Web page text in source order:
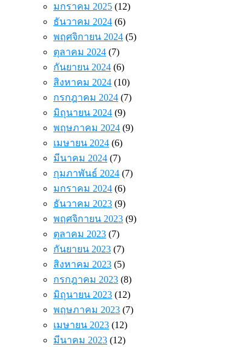
มกราคม 2025 (12)
ธันวาคม 2024 (6)
พฤศจิกายน 2024 (5)
ตุลาคม 2024 (7)
กันยายน 2024 (6)
สิงหาคม 2024 (10)
กรกฎาคม 2024 (7)
มิถุนายน 2024 (9)
พฤษภาคม 2024 (9)
เมษายน 2024 (6)
มีนาคม 2024 (7)
กุมภาพันธ์ 2024 (7)
มกราคม 2024 (6)
ธันวาคม 2023 (9)
พฤศจิกายน 2023 (9)
ตุลาคม 2023 (7)
กันยายน 2023 (7)
สิงหาคม 2023 (5)
กรกฎาคม 2023 (8)
มิถุนายน 2023 (12)
พฤษภาคม 2023 (7)
เมษายน 2023 (12)
มีนาคม 2023 (12)